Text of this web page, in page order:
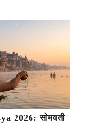
2026: सोमवती